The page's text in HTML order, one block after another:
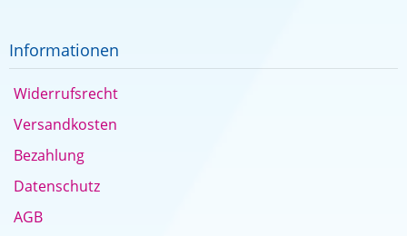
Informationen
Widerrufsrecht
Versandkosten
Bezahlung
Datenschutz
AGB